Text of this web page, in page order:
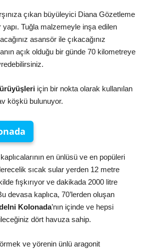
çıkan büyüleyici Diana Gözetleme
yapı. Tuğla malzemeyle inşa edilen
asansör ile çıkacağınız
açık olduğu bir günde 70 kilometreye
için bir nokta olarak kullanılan
köşkü bulunuyor.
en ünlüsü ve en popüleri
sıcak sular yerden 12 metre
fışkırıyor ve dakikada 2000 litre
devasa kaplıca, 70’lerden oluşan
Kolonada’nın içinde ve hepsi
dört havuza sahip.
ve yörenin ünlü aragonit